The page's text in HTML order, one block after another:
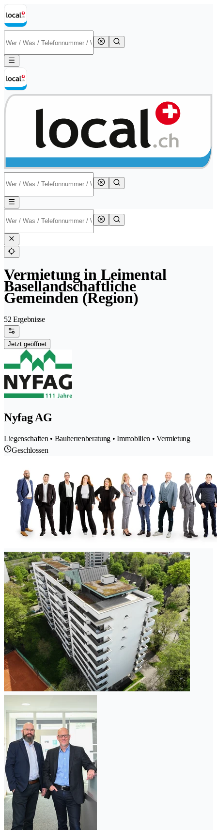
Vermietung in Leimental
Basellandschaftliche
Gemeinden (Region)
52 Ergebnisse
Jetzt geöffnet
Nyfag AG
Liegenschaften • Bauherrenberatung • Immobilien • Vermietung
Geschlossen